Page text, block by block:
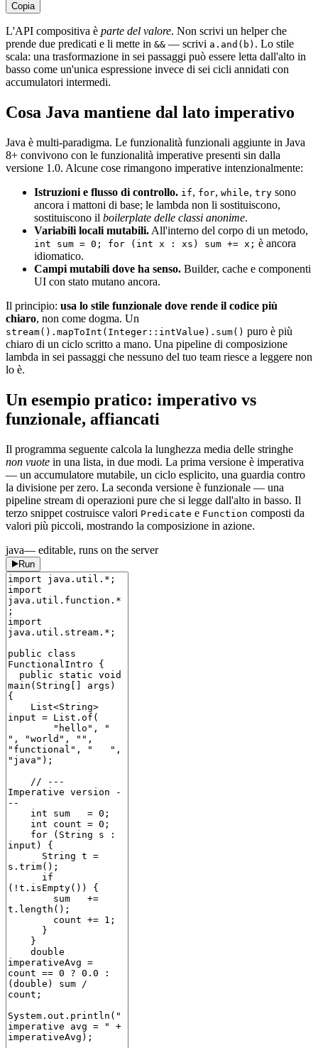
Copia
L'API compositiva è parte del valore. Non scrivi un helper che
prende due predicati e li mette in && — scrivi a.and(b) . Lo stile
scala: una trasformazione in sei passaggi può essere letta dall'alto in
basso come un'unica espressione invece di sei cicli annidati con
accumulatori intermedi.
Cosa Java mantiene dal lato imperativo
Java è multi-paradigma. Le funzionalità funzionali aggiunte in Java
8+ convivono con le funzionalità imperative presenti sin dalla
versione 1.0. Alcune cose rimangono imperative intenzionalmente:
Istruzioni e flusso di controllo. if, for, while, try sono
ancora i mattoni di base; le lambda non li sostituiscono,
sostituiscono il boilerplate delle classi anonime.
Variabili locali mutabili. All'interno del corpo di un metodo,
int sum = 0; for (int x : xs) sum += x; è ancora
idiomatico.
Campi mutabili dove ha senso. Builder, cache e componenti
UI con stato mutano ancora.
Il principio: usa lo stile funzionale dove rende il codice più
chiaro, non come dogma. Un
stream().mapToInt(Integer::intValue).sum() puro è più
chiaro di un ciclo scritto a mano. Una pipeline di composizione
lambda in sei passaggi che nessuno del tuo team riesce a leggere non
lo è.
Un esempio pratico: imperativo vs
funzionale, affiancati
Il programma seguente calcola la lunghezza media delle stringhe
non vuote in una lista, in due modi. La prima versione è imperativa
— un accumulatore mutabile, un ciclo esplicito, una guardia contro
la divisione per zero. La seconda versione è funzionale — una
pipeline stream di operazioni pure che si legge dall'alto in basso. Il
terzo snippet costruisce valori Predicate e Function composti da
valori più piccoli, mostrando la composizione in azione.
java— editable, runs on the server
Run